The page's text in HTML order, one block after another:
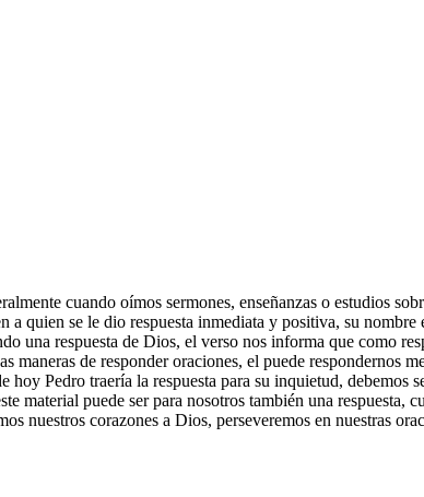
cuando oímos sermones, enseñanzas o estudios
a quien se le dio respuesta inmediata y positiva, su
una respuesta de Dios, el verso nos informa que como
maneras de responder oraciones, el puede respondernos
hoy Pedro traería la respuesta para su inquietud,
material puede ser para nosotros también una respuesta,
nuestros corazones a Dios, perseveremos en nuestras